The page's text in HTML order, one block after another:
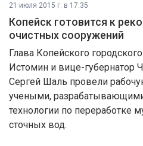
21 июля 2015 г. в 17:35
Копейск готовится к
очистных сооружений
Глава Копейского
Истомин и вице-губернатор
Сергей Шаль провели
учеными,
технологии по переработке
сточных вод.